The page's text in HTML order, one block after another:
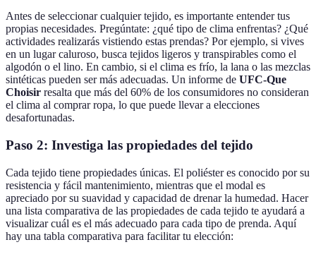
Antes de seleccionar cualquier tejido, es importante entender tus
propias necesidades. Pregúntate: ¿qué tipo de clima enfrentas? ¿Qué
actividades realizarás vistiendo estas prendas? Por ejemplo, si vives
en un lugar caluroso, busca tejidos ligeros y transpirables como el
algodón o el lino. En cambio, si el clima es frío, la lana o las mezclas
sintéticas pueden ser más adecuadas. Un informe de UFC-Que
Choisir resalta que más del 60% de los consumidores no consideran
el clima al comprar ropa, lo que puede llevar a elecciones
desafortunadas.
Paso 2: Investiga las propiedades del tejido
Cada tejido tiene propiedades únicas. El poliéster es conocido por su
resistencia y fácil mantenimiento, mientras que el modal es
apreciado por su suavidad y capacidad de drenar la humedad. Hacer
una lista comparativa de las propiedades de cada tejido te ayudará a
visualizar cuál es el más adecuado para cada tipo de prenda. Aquí
hay una tabla comparativa para facilitar tu elección: